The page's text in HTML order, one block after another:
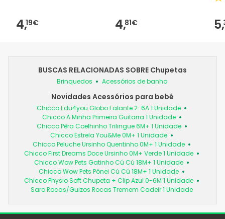
4,19€ 4,81€ 5,
BUSCAS RELACIONADAS SOBRE Chupetas
Brinquedos Acessórios de banho
Novidades Acessórios para bebé
Chicco Edu4you Globo Falante 2-6A 1 Unidade
Chicco A Minha Primeira Guitarra 1 Unidade
Chicco Pêra Coelhinho Trilingue 6M+ 1 Unidade
Chicco Estrela You&Me 0M+ 1 Unidade
Chicco Peluche Ursinho Quentinho 0M+ 1 Unidade
Chicco First Dreams Doce Ursinho 0M+ Verde 1 Unidade
Chicco Wow Pets Gatinho Cú Cú 18M+ 1 Unidade
Chicco Wow Pets Pónei Cú Cú 18M+ 1 Unidade
Chicco Physio Soft Chupeta + Clip Azul 0-6M 1 Unidade
Saro Rocas/Guizos Rocas Tremem Cadeir 1 Unidade